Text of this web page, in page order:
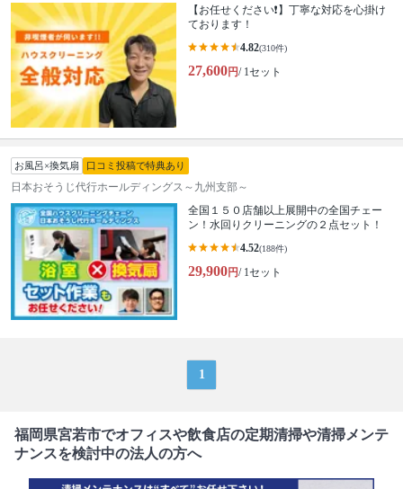
【お任せください❗️】丁寧な対応を心掛け
ております！
4.82(310件)
27,600円/ 1セット
お風呂×換気扇 口コミ投稿で特典あり
日本おそうじ代行ホールディングス～九州支部～
全国１５０店舗以上展開中の全国チェー
ン！水回りクリーニングの２点セット！
4.52(188件)
29,900円/ 1セット
1
福岡県宮若市でオフィスや飲食店の定期清掃や清掃メンテ
ナンスを検討中の法人の方へ